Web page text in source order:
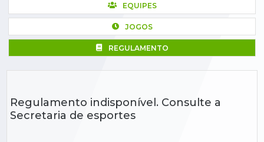
EQUIPES
JOGOS
REGULAMENTO
Regulamento indisponível. Consulte a
Secretaria de esportes